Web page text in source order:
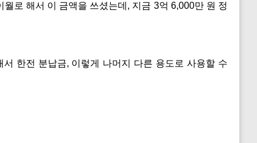
로 해서 이 금액을 쓰셨는데, 지금 3억 6,000만 원 정
한전 분납금, 이렇게 나머지 다른 용도로 사용할 수